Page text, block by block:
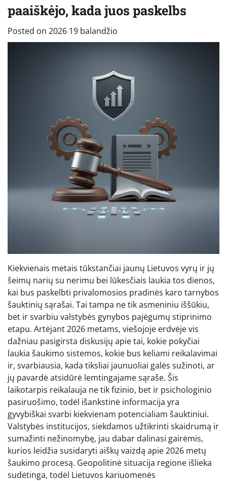
paaiškėjo, kada juos paskelbs
Posted on 2026 19 balandžio
Kiekvienais metais tūkstančiai jaunų Lietuvos vyrų ir jų
šeimų narių su nerimu bei lūkesčiais laukia tos dienos,
kai bus paskelbti privalomosios pradinės karo tarnybos
šauktinių sąrašai. Tai tampa ne tik asmeniniu iššūkiu,
bet ir svarbiu valstybės gynybos pajėgumų stiprinimo
etapu. Artėjant 2026 metams, viešojoje erdvėje vis
dažniau pasigirsta diskusijų apie tai, kokie pokyčiai
laukia šaukimo sistemos, kokie bus keliami reikalavimai
ir, svarbiausia, kada tiksliai jaunuoliai galės sužinoti, ar
jų pavardė atsidūrė lemtingajame sąraše. Šis
laikotarpis reikalauja ne tik fizinio, bet ir psichologinio
pasiruošimo, todėl išankstinė informacija yra
gyvybiškai svarbi kiekvienam potencialiam šauktiniui.
Valstybės institucijos, siekdamos užtikrinti skaidrumą ir
sumažinti nežinomybę, jau dabar dalinasi gairėmis,
kurios leidžia susidaryti aiškų vaizdą apie 2026 metų
šaukimo procesą. Geopolitinė situacija regione išlieka
sudėtinga, todėl Lietuvos kariuomenės